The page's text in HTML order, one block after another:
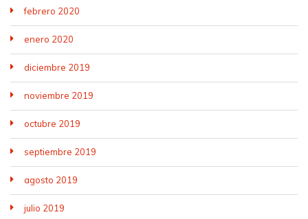
febrero 2020
enero 2020
diciembre 2019
noviembre 2019
octubre 2019
septiembre 2019
agosto 2019
julio 2019